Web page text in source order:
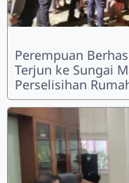
Perempuan
Terjun ke Sungai
Perselisihan